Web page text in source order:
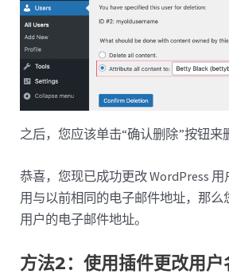
之后，您应该单击“确认删除”按钮来
恭喜，您现已成功更改 WordPress
用与以前相同的电子邮件地址，那么
用户的电子邮件地址。
方法2：使用插件更改用户